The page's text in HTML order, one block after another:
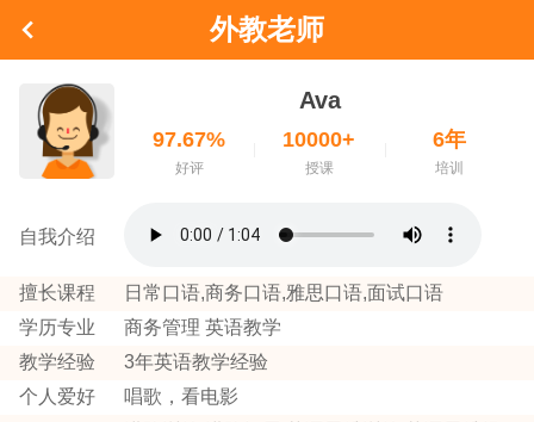
外教老师
Ava
97.67%
好评
10000+
授课
6年
培训
自我介绍
擅长课程
日常口语,商务口语,雅思口语,面试口语
学历专业
商务管理 英语教学
教学经验
3年英语教学经验
个人爱好
唱歌，看电影